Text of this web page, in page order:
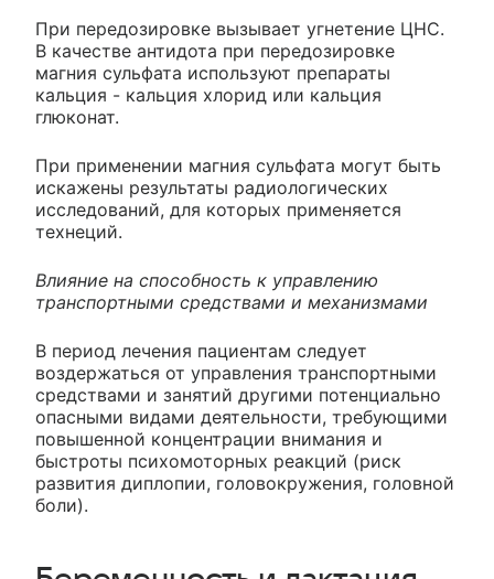
При передозировке вызывает угнетение ЦНС.
В качестве антидота при передозировке
магния сульфата используют препараты
кальция - кальция хлорид или кальция
глюконат.
При применении магния сульфата могут быть
искажены результаты радиологических
исследований, для которых применяется
технеций.
Влияние на способность к управлению
транспортными средствами и механизмами
В период лечения пациентам следует
воздержаться от управления транспортными
средствами и занятий другими потенциально
опасными видами деятельности, требующими
повышенной концентрации внимания и
быстроты психомоторных реакций (риск
развития диплопии, головокружения, головной
боли).